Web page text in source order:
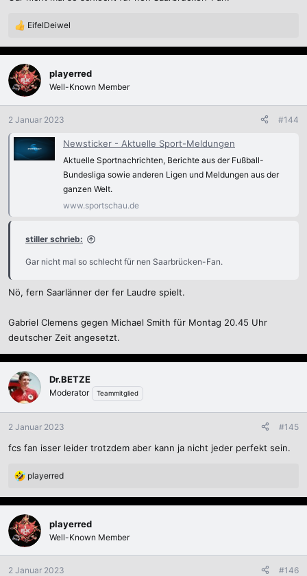
R
a
k
t
i
o
n
n
EifelDeiwel
playerred
Well-Known Member
2 Januar 2023 #144
Newsticker - Aktuelle Sport-Meldungen
Aktuelle Sportnachrichten, Berichte aus der Fußball-
Bundesliga sowie anderen Ligen und Meldungen aus der
ganzen Welt.
www.sportschau.de
stiller schrieb:
Gar nicht mal so schlecht für nen Saarbrücken-Fan.
Nö, fern Saarlänner der fer Laudre spielt.
Gabriel Clemens gegen Michael Smith für Montag 20.45 Uhr
deutscher Zeit angesetzt.
Dr.BETZE
Moderator Teammitglied
2 Januar 2023 #145
fcs fan isser leider trotzdem aber kann ja nicht jeder perfekt sein.
R
a
k
t
i
o
n
playerred
playerred
Well-Known Member
2 Januar 2023 #146